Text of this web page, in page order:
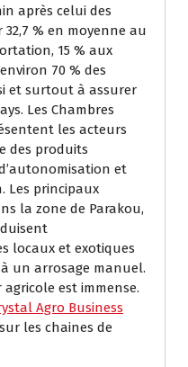
après celui des
% en moyenne au
15 % aux
70 % des
et surtout à assurer
Les Chambres
les acteurs
des produits
et
Les principaux
la zone de Parakou,
locaux et exotiques
un arrosage manuel.
est immense.
Agro Business
les chaines de